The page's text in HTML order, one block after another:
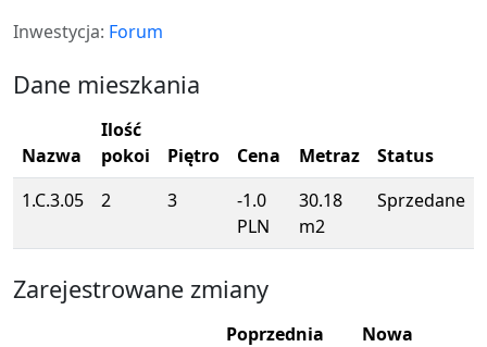
Inwestycja: Forum
Dane mieszkania
Nazwa
Ilość
pokoi
Piętro Cena Metraz
Status
1.C.3.05
2 3
-1.0
PLN
30.18
m2
Sprzedane
Zarejestrowane zmiany
Poprzednia
Nowa